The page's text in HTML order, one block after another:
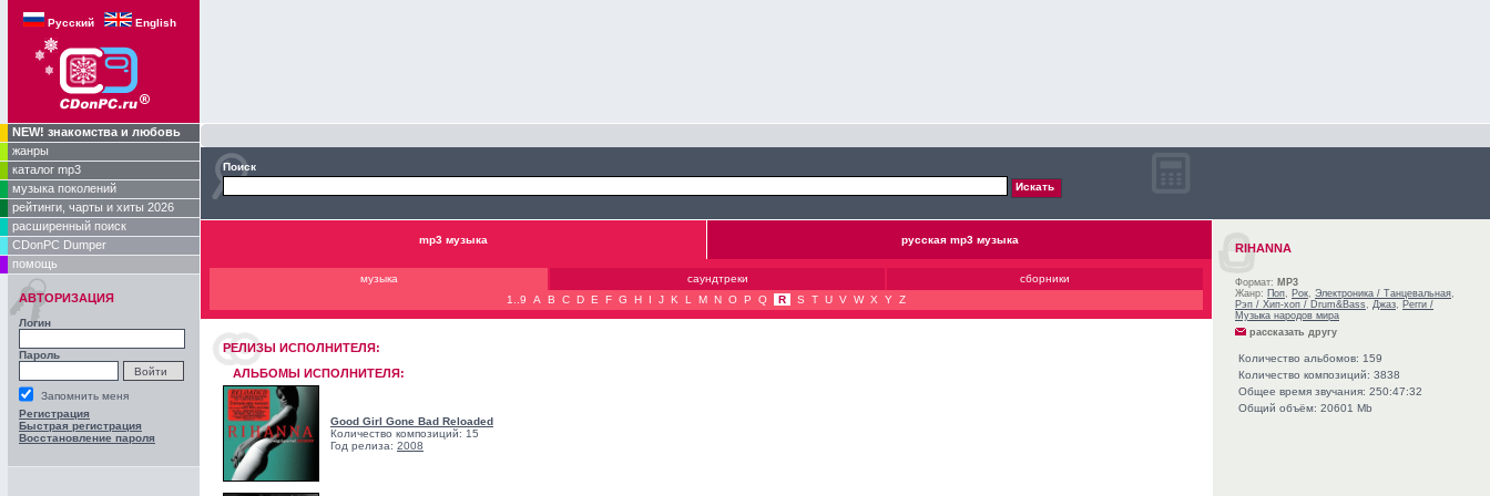
Русский English
NEW! знакомства и любовь
жанры
каталог mp3
музыка поколений
рейтинги, чарты и хиты 2026
расширенный поиск
CDonPC Dumper
помощь
АВТОРИЗАЦИЯ
Логин
Пароль
Запомнить меня
Регистрация
Быстрая регистрация
Восстановление пароля
Поиск
mp3 музыка русская mp3 музыка
музыка саундтреки
сборники
1..9
A B C D E F G H I J K L M N O P Q R S T U V W X Y Z
РЕЛИЗЫ ИCПОЛНИТЕЛЯ:
АЛЬБОМЫ ИСПОЛНИТЕЛЯ:
Good Girl Gone Bad Reloaded
Количество композиций: 15
Год релиза: 2008
RIHANNA
Формат: MP3
Жанр: Поп, Рок, Электроника / Танцевальная,
Рэп / Хип-хоп / Drum&Bass , Джаз, Регги /
Музыка народов мира
рассказать другу
Количество альбомов: 159
Количество композиций: 3838
Общее время звучания: 250:47:32
Общий объём: 20601 Mb